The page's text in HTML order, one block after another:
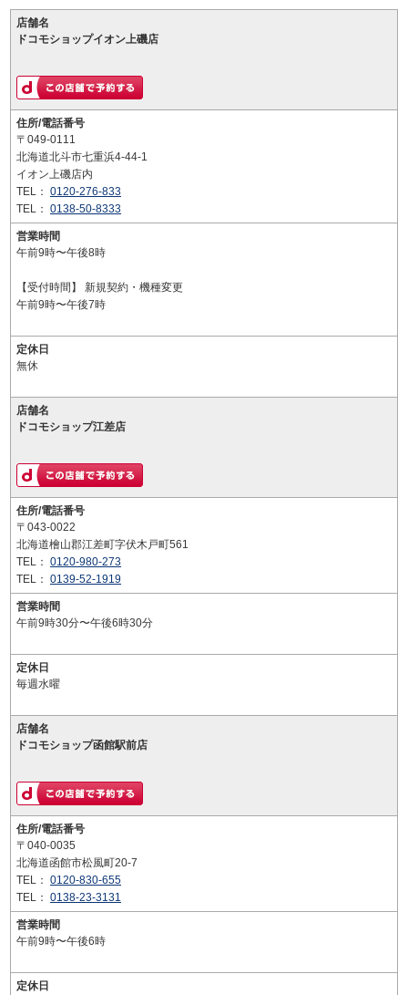
店舗名
ドコモショップイオン上磯店
住所/電話番号
〒049-0111
北海道北斗市七重浜4-44-1
イオン上磯店内
TEL： 0120-276-833
TEL： 0138-50-8333
営業時間
午前9時〜午後8時
【受付時間】 新規契約・機種変更
午前9時〜午後7時
定休日
無休
店舗名
ドコモショップ江差店
住所/電話番号
〒043-0022
北海道檜山郡江差町字伏木戸町561
TEL： 0120-980-273
TEL： 0139-52-1919
営業時間
午前9時30分〜午後6時30分
定休日
毎週水曜
店舗名
ドコモショップ函館駅前店
住所/電話番号
〒040-0035
北海道函館市松風町20-7
TEL： 0120-830-655
TEL： 0138-23-3131
営業時間
午前9時〜午後6時
定休日